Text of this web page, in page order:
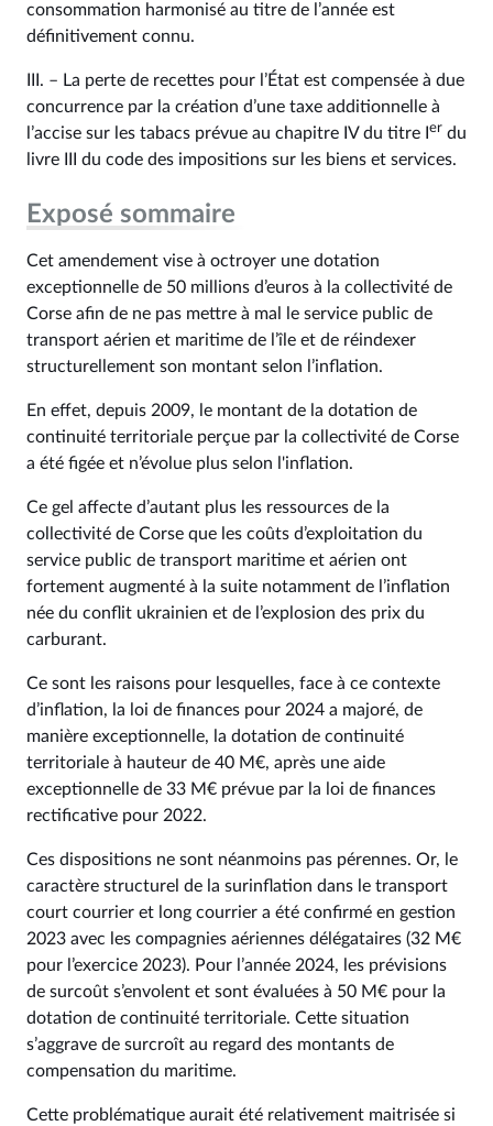
consommation harmonisé au titre de l’année est
définitivement connu.
III. – La perte de recettes pour l’État est compensée à due
concurrence par la création d’une taxe additionnelle à
l’accise sur les tabacs prévue au chapitre IV du titre I er du
livre III du code des impositions sur les biens et services.
Exposé sommaire
Cet amendement vise à octroyer une dotation
exceptionnelle de 50 millions d’euros à la collectivité de
Corse afin de ne pas mettre à mal le service public de
transport aérien et maritime de l’île et de réindexer
structurellement son montant selon l’inflation.
En effet, depuis 2009, le montant de la dotation de
continuité territoriale perçue par la collectivité de Corse
a été figée et n’évolue plus selon l'inflation.
Ce gel affecte d’autant plus les ressources de la
collectivité de Corse que les coûts d’exploitation du
service public de transport maritime et aérien ont
fortement augmenté à la suite notamment de l’inflation
née du conflit ukrainien et de l’explosion des prix du
carburant.
Ce sont les raisons pour lesquelles, face à ce contexte
d’inflation, la loi de finances pour 2024 a majoré, de
manière exceptionnelle, la dotation de continuité
territoriale à hauteur de 40 M€, après une aide
exceptionnelle de 33 M€ prévue par la loi de finances
rectificative pour 2022.
Ces dispositions ne sont néanmoins pas pérennes. Or, le
caractère structurel de la surinflation dans le transport
court courrier et long courrier a été confirmé en gestion
2023 avec les compagnies aériennes délégataires (32 M€
pour l’exercice 2023). Pour l’année 2024, les prévisions
de surcoût s’envolent et sont évaluées à 50 M€ pour la
dotation de continuité territoriale. Cette situation
s’aggrave de surcroît au regard des montants de
compensation du maritime.
Cette problématique aurait été relativement maitrisée si